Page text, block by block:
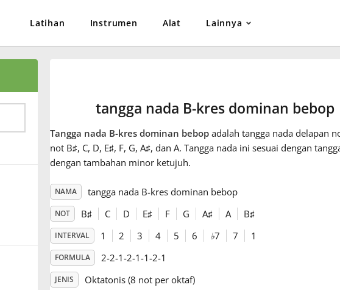
Latihan Instrumen Alat Lainnya
tangga nada B-kres dominan bebop
Tangga nada B-kres dominan bebopadalah tangga nada delapan
not B♯, C, D, E♯, F, G, A♯, dan A. Tangga nada ini sesuai dengan
dengan tambahan minor ketujuh.
NAMA tangga nada B-kres dominan bebop
NOT B♯ C D E♯ F G A♯ A B♯
INTERVAL 1 2 3 4 5 6 ♭7 7 1
FORMULA 2-2-1-2-1-1-2-1
JENIS Oktatonis (8 not per oktaf)